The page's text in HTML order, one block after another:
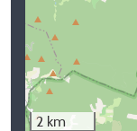
2 km